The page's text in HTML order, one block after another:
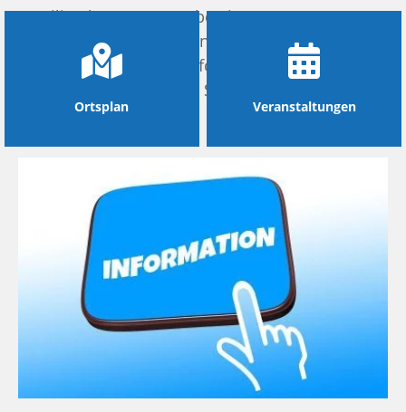
Ortsplan Veranstaltungen
Familien können unter bestimmten
Voraussetzungen Leistungen für Bildung und
Teilhabe beantragen. Informationen und
Ansprechpartner finden Sie hier.